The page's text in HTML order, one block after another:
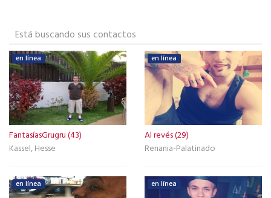
Está buscando sus contactos
en línea
FantasíasGrugru (43)
Kassel, Hesse
en línea
Al revés (29)
Renania-Palatinado
en línea en línea